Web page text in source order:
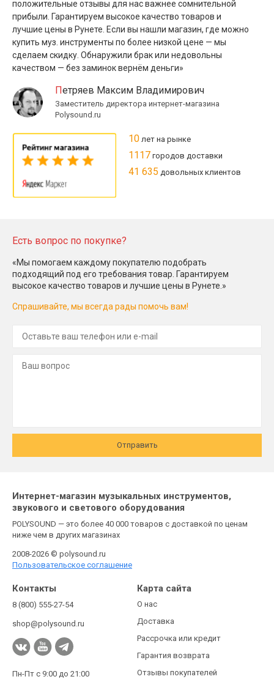
положительные отзывы для нас важнее сомнительной
прибыли. Гарантируем высокое качество товаров и
лучшие цены в Рунете. Если вы нашли магазин, где можно
купить муз. инструменты по более низкой цене — мы
сделаем скидку. Обнаружили брак или недовольны
качеством — без заминок вернём деньги»
Петряев Максим Владимирович
Заместитель директора интернет-магазина
Polysound.ru
10 лет на рынке
1117 городов доставки
41 635 довольных клиентов
Есть вопрос по покупке?
«Мы помогаем каждому покупателю подобрать
подходящий под его требования товар. Гарантируем
высокое качество товаров и лучшие цены в Рунете.»
Спрашивайте, мы всегда рады помочь вам!
Отправить
Интернет-магазин музыкальных инструментов,
звукового и светового оборудования
POLYSOUND — это более 40 000 товаров с доставкой по ценам
ниже чем в других магазинах
2008-2026 © polysound.ru
Пользовательское соглашение
Контакты
8 (800) 555-27-54
shop@polysound.ru
Пн-Пт с 9:00 до 21:00
Карта сайта
О нас
Доставка
Рассрочка или кредит
Гарантия возврата
Отзывы покупателей